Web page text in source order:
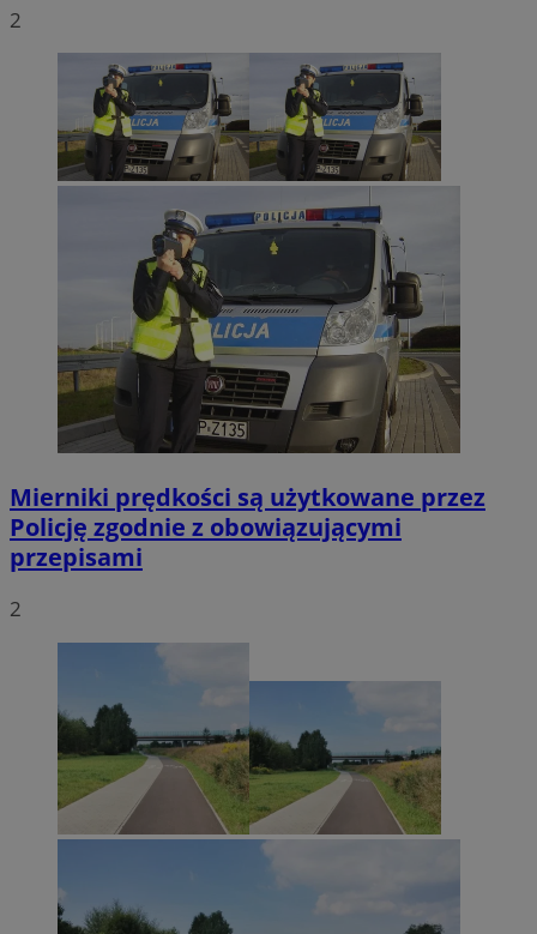
2
Mierniki prędkości są użytkowane przez
Policję zgodnie z obowiązującymi
przepisami
2